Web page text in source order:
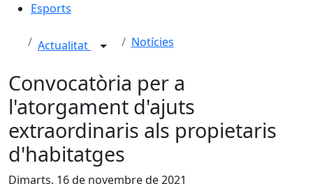
Esports
Actualitat Notícies
Convocatòria per a
l'atorgament d'ajuts
extraordinaris als propietaris
d'habitatges
Dimarts, 16 de novembre de 2021